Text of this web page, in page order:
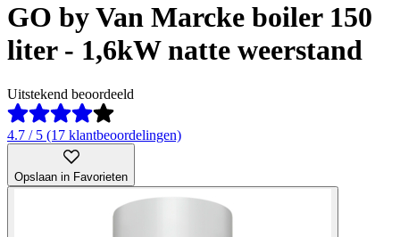
GO by Van Marcke boiler 150
liter - 1,6kW natte weerstand
Uitstekend beoordeeld
4.7 / 5 (17 klantbeoordelingen)
Opslaan in Favorieten